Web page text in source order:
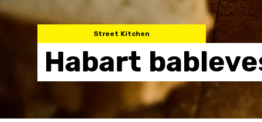
Street Kitchen
Habart